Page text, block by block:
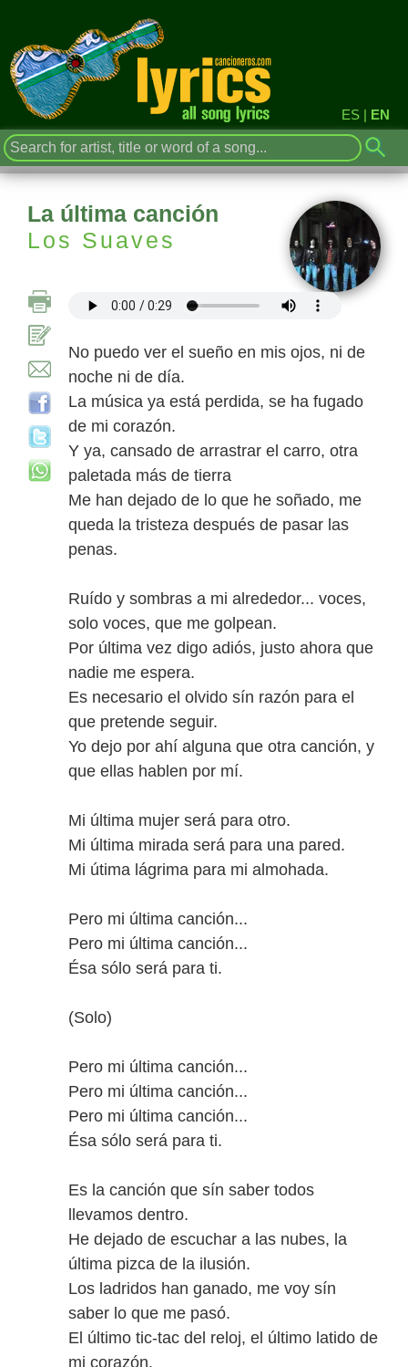
ES | EN
La última canción
Los Suaves
No puedo ver el sueño en mis ojos, ni de
noche ni de día.
La música ya está perdida, se ha fugado
de mi corazón.
Y ya, cansado de arrastrar el carro, otra
paletada más de tierra
Me han dejado de lo que he soñado, me
queda la tristeza después de pasar las
penas.
Ruído y sombras a mi alrededor... voces,
solo voces, que me golpean.
Por última vez digo adiós, justo ahora que
nadie me espera.
Es necesario el olvido sín razón para el
que pretende seguir.
Yo dejo por ahí alguna que otra canción, y
que ellas hablen por mí.
Mi última mujer será para otro.
Mi última mirada será para una pared.
Mi útima lágrima para mi almohada.
Pero mi última canción...
Pero mi última canción...
Ésa sólo será para ti.
(Solo)
Pero mi última canción...
Pero mi última canción...
Pero mi última canción...
Ésa sólo será para ti.
Es la canción que sín saber todos
llevamos dentro.
He dejado de escuchar a las nubes, la
última pizca de la ilusión.
Los ladridos han ganado, me voy sín
saber lo que me pasó.
El último tic-tac del reloj, el último latido de
mi corazón.